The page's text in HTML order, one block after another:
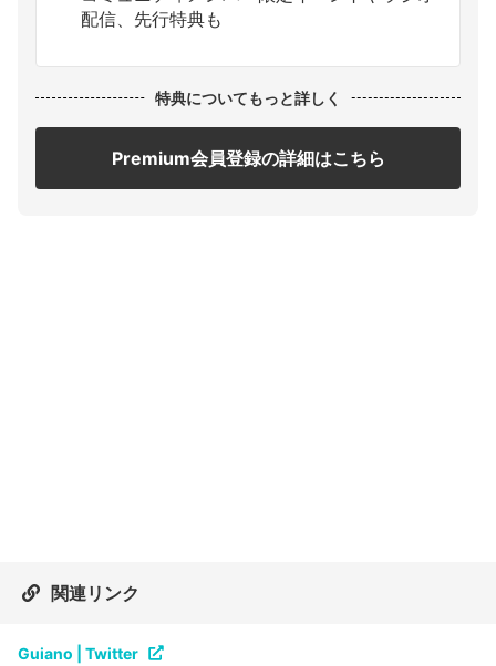
配信、先行特典も
特典についてもっと詳しく
Premium会員登録の詳細はこちら
関連リンク
Guiano | Twitter